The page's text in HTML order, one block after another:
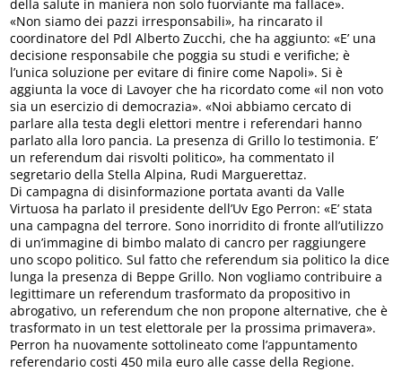
della salute in maniera non solo fuorviante ma fallace».
«Non siamo dei pazzi irresponsabili», ha rincarato il
coordinatore del Pdl Alberto Zucchi, che ha aggiunto: «E’ una
decisione responsabile che poggia su studi e verifiche; è
l’unica soluzione per evitare di finire come Napoli». Si è
aggiunta la voce di Lavoyer che ha ricordato come «il non voto
sia un esercizio di democrazia». «Noi abbiamo cercato di
parlare alla testa degli elettori mentre i referendari hanno
parlato alla loro pancia. La presenza di Grillo lo testimonia. E’
un referendum dai risvolti politico», ha commentato il
segretario della Stella Alpina, Rudi Marguerettaz.
Di campagna di disinformazione portata avanti da Valle
Virtuosa ha parlato il presidente dell’Uv Ego Perron: «E’ stata
una campagna del terrore. Sono inorridito di fronte all’utilizzo
di un’immagine di bimbo malato di cancro per raggiungere
uno scopo politico. Sul fatto che referendum sia politico la dice
lunga la presenza di Beppe Grillo. Non vogliamo contribuire a
legittimare un referendum trasformato da propositivo in
abrogativo, un referendum che non propone alternative, che è
trasformato in un test elettorale per la prossima primavera».
Perron ha nuovamente sottolineato come l’appuntamento
referendario costi 450 mila euro alle casse della Regione.